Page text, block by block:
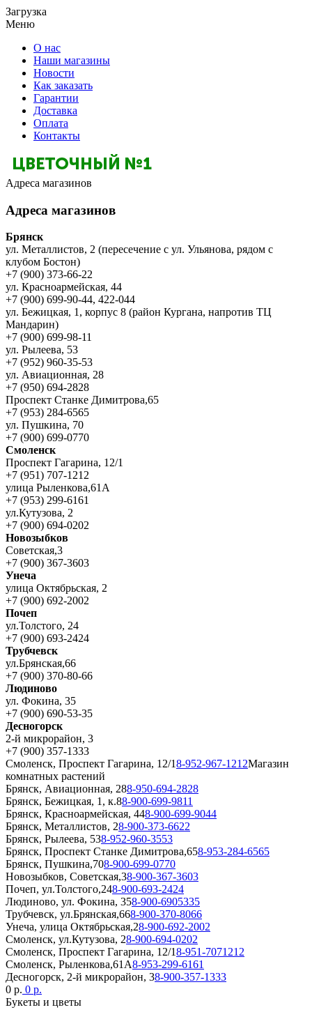
Загрузка
Меню
О нас
Наши магазины
Новости
Как заказать
Гарантии
Доставка
Оплата
Контакты
Адреса магазинов
Адреса магазинов
Брянск
ул. Металлистов, 2 (пересечение с ул. Ульянова, рядом с
клубом Бостон)
+7 (900) 373-66-22
ул. Красноармейская, 44
+7 (900) 699-90-44, 422-044
ул. Бежицкая, 1, корпус 8 (район Кургана, напротив ТЦ
Мандарин)
+7 (900) 699-98-11
ул. Рылеева, 53
+7 (952) 960-35-53
ул. Авиационная, 28
+7 (950) 694-2828
Проспект Станке Димитрова,65
+7 (953) 284-6565
ул. Пушкина, 70
+7 (900) 699-0770
Смоленск
Проспект Гагарина, 12/1
+7 (951) 707-1212
улица Рыленкова,61А
+7 (953) 299-6161
ул.Кутузова, 2
+7 (900) 694-0202
Новозыбков
Советская,3
+7 (900) 367-3603
Унеча
улица Октябрьская, 2
+7 (900) 692-2002
Почеп
ул.Толстого, 24
+7 (900) 693-2424
Трубчевск
ул.Брянская,66
+7 (900) 370-80-66
Людиново
ул. Фокина, 35
+7 (900) 690-53-35
Десногорск
2-й микрорайон, 3
+7 (900) 357-1333
Смоленск, Проспект Гагарина, 12/18-952-967-1212Магазин
комнатных растений
Брянск, Авиационная, 288-950-694-2828
Брянск, Бежицкая, 1, к.88-900-699-9811
Брянск, Красноармейская, 448-900-699-9044
Брянск, Металлистов, 28-900-373-6622
Брянск, Рылеева, 538-952-960-3553
Брянск, Проспект Станке Димитрова,658-953-284-6565
Брянск, Пушкина,708-900-699-0770
Новозыбков, Советская,38-900-367-3603
Почеп, ул.Толстого,248-900-693-2424
Людиново, ул. Фокина, 358-900-6905335
Трубчевск, ул.Брянская,668-900-370-8066
Унеча, улица Октябрьская,28-900-692-2002
Смоленск, ул.Кутузова, 28-900-694-0202
Смоленск, Проспект Гагарина, 12/18-951-7071212
Смоленск, Рыленкова,61А8-953-299-6161
Десногорск, 2-й микрорайон, 38-900-357-1333
0 р. 0 р.
Букеты и цветы